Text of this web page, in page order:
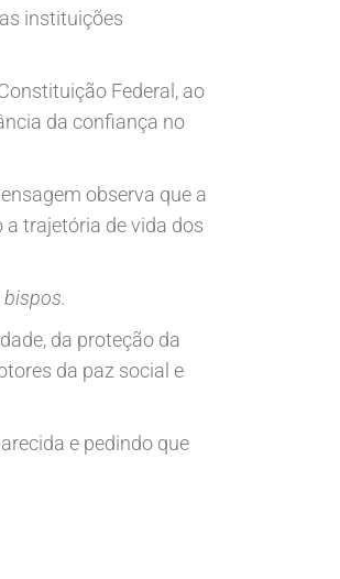
instituições
Federal, ao
da confiança no
observa que a
trajetória de vida dos
da proteção da
da paz social e
e pedindo que